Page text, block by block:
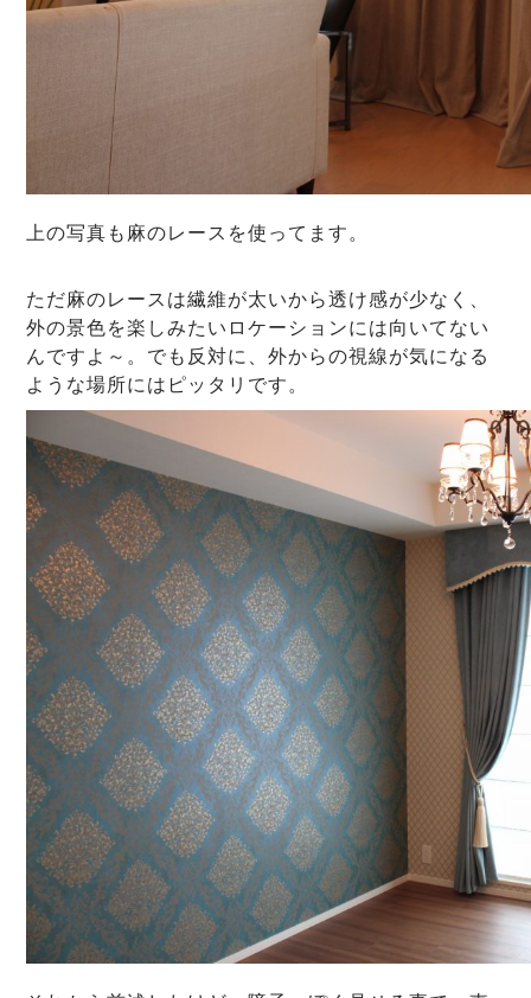
上の写真も麻のレースを使ってます。
ただ麻のレースは繊維が太いから透け感が少なく、
外の景色を楽しみたいロケーションには向いてない
んですよ～。でも反対に、外からの視線が気になる
ような場所にはピッタリです。